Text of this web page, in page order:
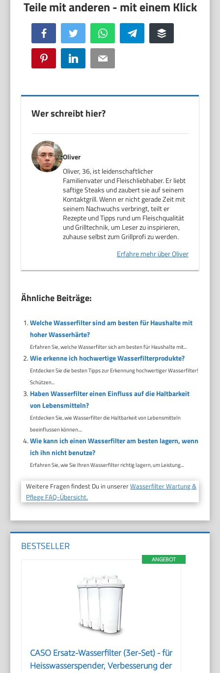
Facebook Twitter WhatsApp Telegram Buffer
Pinterest LinkedIn Email
Wer schreibt hier?
Oliver
Oliver, 36, ist leidenschaftlicher
Familienvater und Fleischliebhaber. Er liebt
saftige Steaks und zaubert sie auf seinem
Kontaktgrill. Wenn er nicht gerade Zeit mit
seinem Nachwuchs verbringt, teilt er
Rezepte und Tipps rund um Fleischqualität
und Grilltechnik, um Leser zu inspirieren,
zuhause selbst zum Grillprofi zu werden.
Erfahre mehr über Oliver
Ähnliche Beiträge:
Welche Wasserfilter sind am besten für Haushalte mit
hoher Wasserhärte?
Erfahren Sie, welche Wasserfilter sich am besten für Haushalte mit...
Wie erkenne ich hochwertige Wasserfilterprodukte?
Entdecken Sie die besten Tipps zur Erkennung hochwertiger Wasserfilter!
Schützen...
Haben Wasserfilter einen Einfluss auf die Haltbarkeit
von Lebensmitteln?
Entdecken Sie, wie Wasserfilter die Haltbarkeit von Lebensmitteln
beeinflussen können....
Wie kann ich einen Wasserfilter am besten lagern, wenn
ich ihn nicht benutze?
Erfahren Sie, wie Sie Ihren Wasserfilter richtig lagern, um Leistung...
Weitere Fragen findest Du in unsererWasserfilter Wartung &
Pflege FAQ-Übersicht.
BESTSELLER
ANGEBOT
CASO Ersatz-Wasserfilter (3er-Set) - für
Heisswasserspender, Verbesserung der